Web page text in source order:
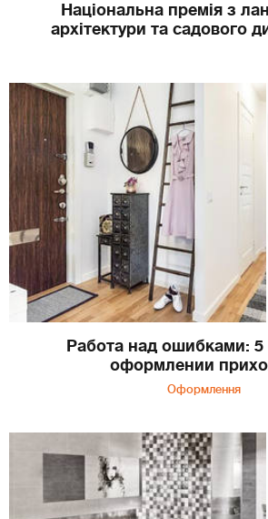
Національна премія з
архітектури та садового
Работа над ошибками:
оформлении
Оформлення